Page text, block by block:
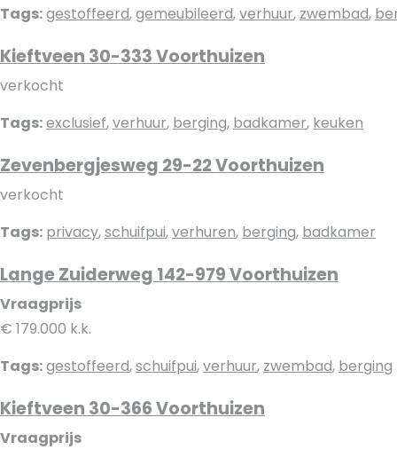
Tags:gestoffeerd,gemeubileerd,verhuur, zwembad,
Kieftveen 30-333 Voorthuizen
verkocht
Tags:exclusief,verhuur, berging, badkamer, keuken
Zevenbergjesweg 29-22 Voorthuizen
verkocht
Tags: privacy,schuifpui,verhuren, berging, badkamer
Lange Zuiderweg 142-979 Voorthuizen
Vraagprijs
€ 179.000 k.k.
Tags:gestoffeerd,schuifpui,verhuur, zwembad, berging
Kieftveen 30-366 Voorthuizen
Vraagprijs